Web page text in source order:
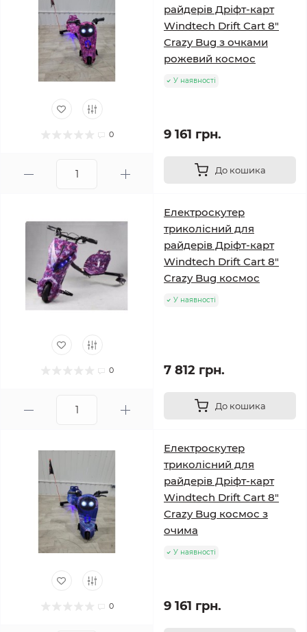
0
райдерів Дріфт-карт
Windtech Drift Cart 8″
Crazy Bug з очками
рожевий космос
У наявності
9 161 грн.
До кошика
0
Електроскутер
триколісний для
райдерів Дріфт-карт
Windtech Drift Cart 8″
Crazy Bug космос
У наявності
7 812 грн.
До кошика
0
Електроскутер
триколісний для
райдерів Дріфт-карт
Windtech Drift Cart 8″
Crazy Bug космос з
очима
У наявності
9 161 грн.